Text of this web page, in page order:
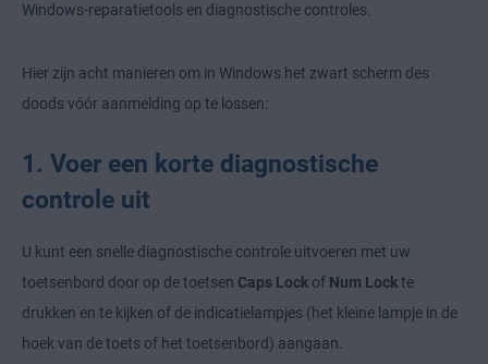
Windows-reparatietools en diagnostische controles.
Hier zijn acht manieren om in Windows het zwart scherm des
doods vóór aanmelding op te lossen:
1. Voer een korte diagnostische
controle uit
U kunt een snelle diagnostische controle uitvoeren met uw
toetsenbord door op de toetsen Caps Lock of Num Lockte
drukken en te kijken of de indicatielampjes (het kleine lampje in de
hoek van de toets of het toetsenbord) aangaan.